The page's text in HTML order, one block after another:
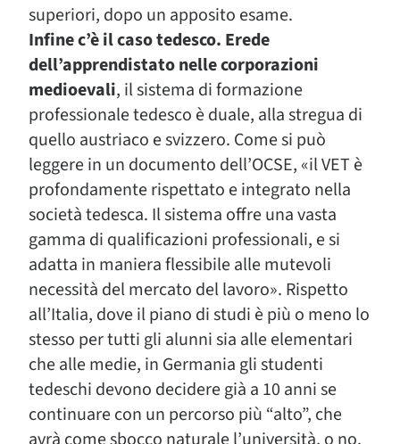
superiori, dopo un apposito esame.
Infine c’è il caso tedesco. Erede
dell’apprendistato nelle corporazioni
medioevali, il sistema di formazione
professionale tedesco è duale, alla stregua di
quello austriaco e svizzero. Come si può
leggere in un documento dell’OCSE, «il VET è
profondamente rispettato e integrato nella
società tedesca. Il sistema offre una vasta
gamma di qualificazioni professionali, e si
adatta in maniera flessibile alle mutevoli
necessità del mercato del lavoro». Rispetto
all’Italia, dove il piano di studi è più o meno lo
stesso per tutti gli alunni sia alle elementari
che alle medie, in Germania gli studenti
tedeschi devono decidere già a 10 anni se
continuare con un percorso più “alto”, che